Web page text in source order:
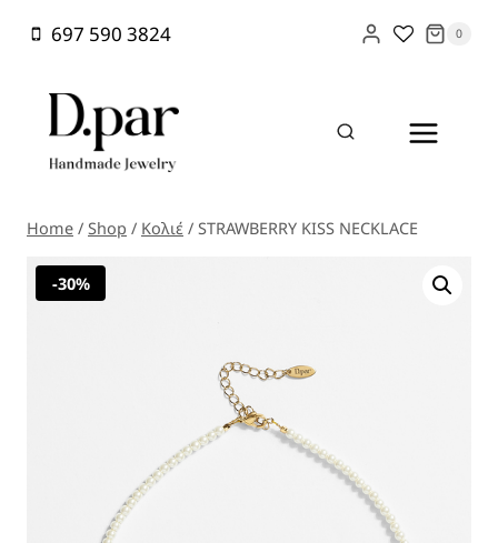
697 590 3824 0
Home / Shop / Κολιέ / STRAWBERRY KISS NECKLACE
-30%